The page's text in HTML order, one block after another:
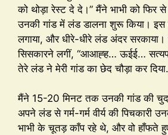
को थोड़ा रेस्ट दे दे।” मैंने भाभी को फिर से
उनकी गांड में लंड डालना शुरू किया।
लगाया, और धीरे-धीरे लंड अंदर सरकाया।
सिसकारने लगीं, “आआह्ह… ऊईई…
तेरे लंड ने मेरी गांड का छेद चौड़ा कर
मैंने 15-20 मिनट तक उनकी गांड की
अपने लंड से गर्म-गर्म वीर्य की पिचकारी
भाभी के चूतड़ काँप रहे थे, और वो हाँफते